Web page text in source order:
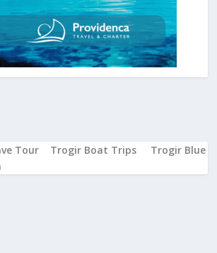
Tour Trogir Boat Trips
Trogir Blue